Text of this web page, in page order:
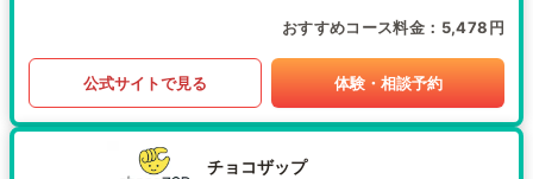
おすすめコース料金 5,478円
公式サイトで見る 体験・相談予約
チョコザップ